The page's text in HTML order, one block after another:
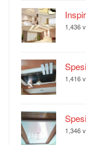
1,436
1,416
1,346